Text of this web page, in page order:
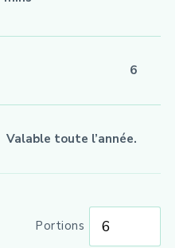
6
Valable toute l’année.
Portions